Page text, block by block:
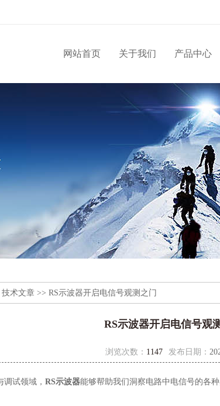
网站首页 关于我们 产品中心
技术文章 >> RS示波器开启电信号观测之门
RS示波器开启电信号观
浏览次数： 1147 发布日期：
试领域， RS示波器能够帮助我们洞察电路中电信号的各